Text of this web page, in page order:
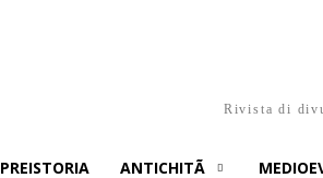
Rivista di
PREISTORIA ANTICHITÃ